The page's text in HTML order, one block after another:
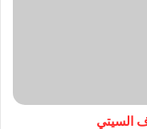
السيتي